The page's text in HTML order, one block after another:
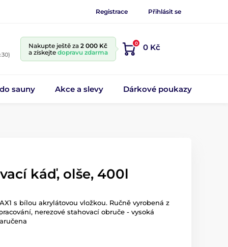
Registrace Přihlásit se
Nakupte ještě za 2 000 Kč
a získejte dopravu zdarma
0 0 Kč
sauny Akce a slevy Dárkové poukazy
káď, olše, 400l
s bílou akrylátovou vložkou. Ručně vyrobená z
nerezové stahovací obruče - vysoká